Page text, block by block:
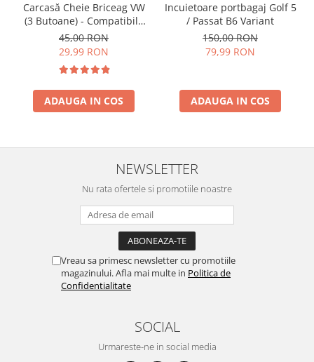
Carcasă Cheie Briceag VW
(3 Butoane) - Compatibilă
Golf 5, Jetta, Touran etc
45,00 RON
29,99 RON
ADAUGA IN COS
Incuietoare portbagaj Golf 5
/ Passat B6 Variant
150,00 RON
79,99 RON
ADAUGA IN COS
NEWSLETTER
Nu rata ofertele si promotiile noastre
Vreau sa primesc newsletter cu promotiile
magazinului. Afla mai multe in Politica de
Confidentialitate
SOCIAL
Urmareste-ne in social media